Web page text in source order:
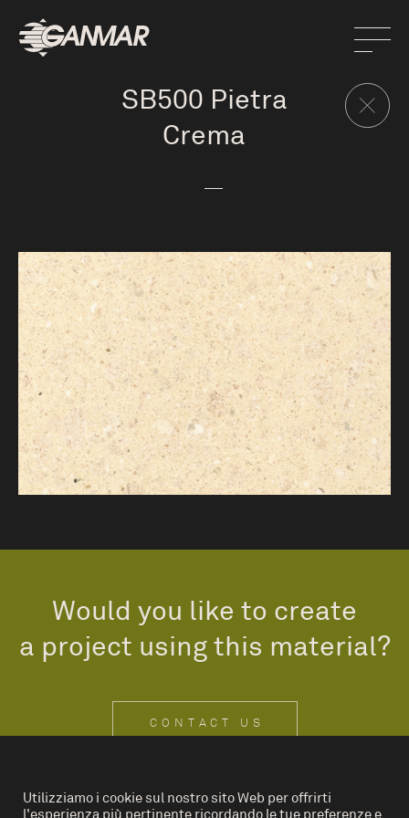
SB500 Pietra
Crema
Would you like to create
a project using this material?
CONTACT US
IT EN
Utilizziamo i cookie sul nostro sito Web per offrirti